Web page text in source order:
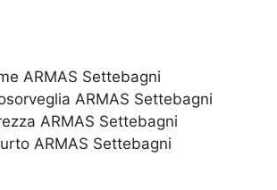
ARMAS Settebagni
ARMAS Settebagni
ARMAS Settebagni
ARMAS Settebagni